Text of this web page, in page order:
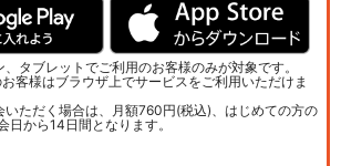
、タブレットでご利用のお客様のみが対象です。
客様はブラウザ上でサービスをご利用いただけま
いただく場合は、月額760円(税込)、はじめての方の
日から14日間となります。